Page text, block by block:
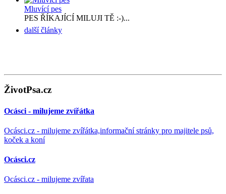
Mluvící pes
PES ŘÍKAJÍCÍ MILUJI TĚ :-)...
další články
ŽivotPsa.cz
Ocásci - milujeme zvířátka
Ocásci.cz - milujeme zvířátka,informační stránky pro majitele psů,
koček a koní
Ocásci.cz
Ocásci.cz - milujeme zvířata